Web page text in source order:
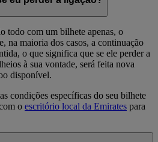
todo com um bilhete apenas, o
na maioria dos casos, a continuação
o que significa que se ele perder a
à sua vontade, será feita nova
disponível.
condições específicas do seu bilhete
o escritório local da Emirates para